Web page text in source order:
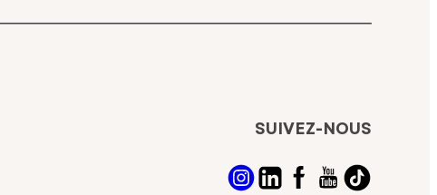
SUIVEZ-NOUS